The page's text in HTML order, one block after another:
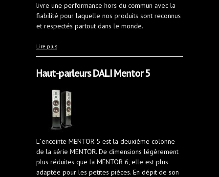
livre une performance hors du commun avec la
fiabilité pour laquelle nos produits sont reconnus
et respectés partout dans le monde.
Lire plus
Haut-parleurs DALI Mentor 5
L´enceinte MENTOR 5 est la deuxième colonne
de la série MENTOR. De dimensions légèrement
plus réduites que la MENTOR 6, elle est plus
adaptée pour les petites pièces. En dépit de son